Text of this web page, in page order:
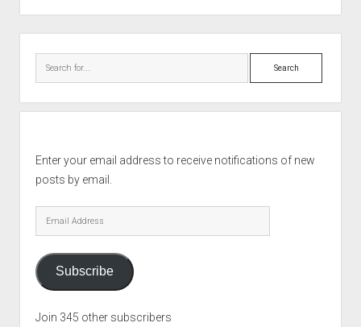
Search
Enter your email address to receive notifications of new
posts by email.
Email
Address
Subscribe
Join 345 other subscribers